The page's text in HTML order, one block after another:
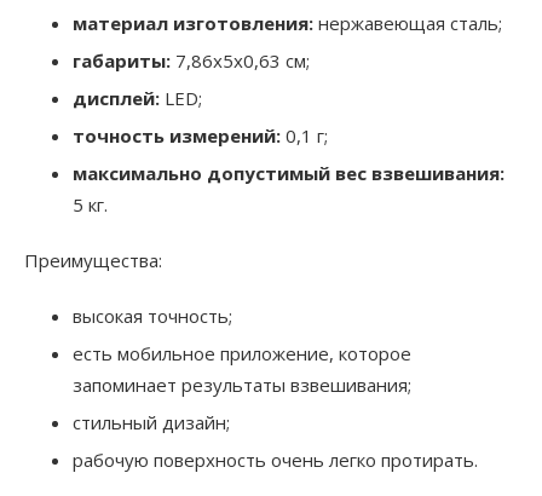
материал изготовления: нержавеющая сталь;
габариты: 7,86x5x0,63 см;
дисплей: LED;
точность измерений: 0,1 г;
максимально допустимый вес взвешивания:
5 кг.
Преимущества:
высокая точность;
есть мобильное приложение, которое
запоминает результаты взвешивания;
стильный дизайн;
рабочую поверхность очень легко протирать.